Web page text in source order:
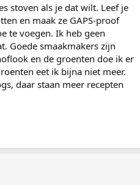
stoven als je dat wilt. Leef je
en maak ze GAPS-proof
te voegen. Ik heb geen
Goede smaakmakers zijn
en de groenten doe ik er
eet ik bijna niet meer.
daar staan meer recepten